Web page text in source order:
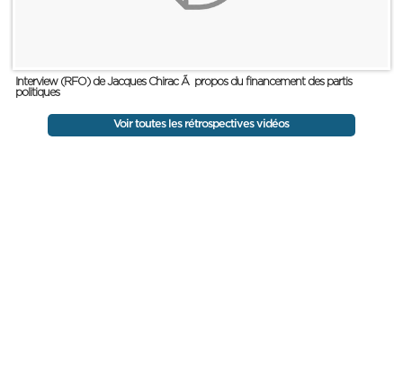
Interview (RFO) de Jacques Chirac Ã propos du financement des partis
politiques
Voir toutes les rétrospectives vidéos